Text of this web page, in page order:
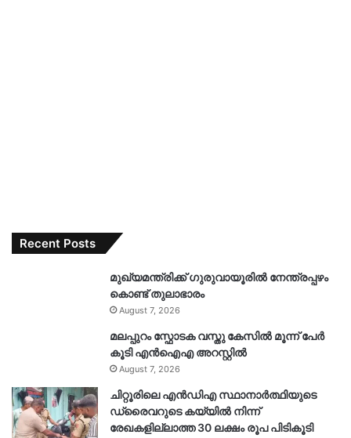
Recent Posts
മുഖ്യമന്ത്രിക്ക് ഗുരുവായൂരിൽ നേന്ത്രപ്പഴം
കൊണ്ട് തുലാഭാരം
August 7, 2026
മലപ്പുറം സ്ഫോടക വസ്തു കേസിൽ മൂന്ന് പേർ
കൂടി എൻഐഎ അറസ്റ്റിൽ
August 7, 2026
ചിറ്റൂരിലെ എൻഡിഎ സ്ഥാനാർത്ഥിയുടെ
ഡ്രൈവറുടെ കയ്യിൽ നിന്ന്
രേഖകളില്ലാത്ത 30 ലക്ഷം രൂപ പിടികൂടി